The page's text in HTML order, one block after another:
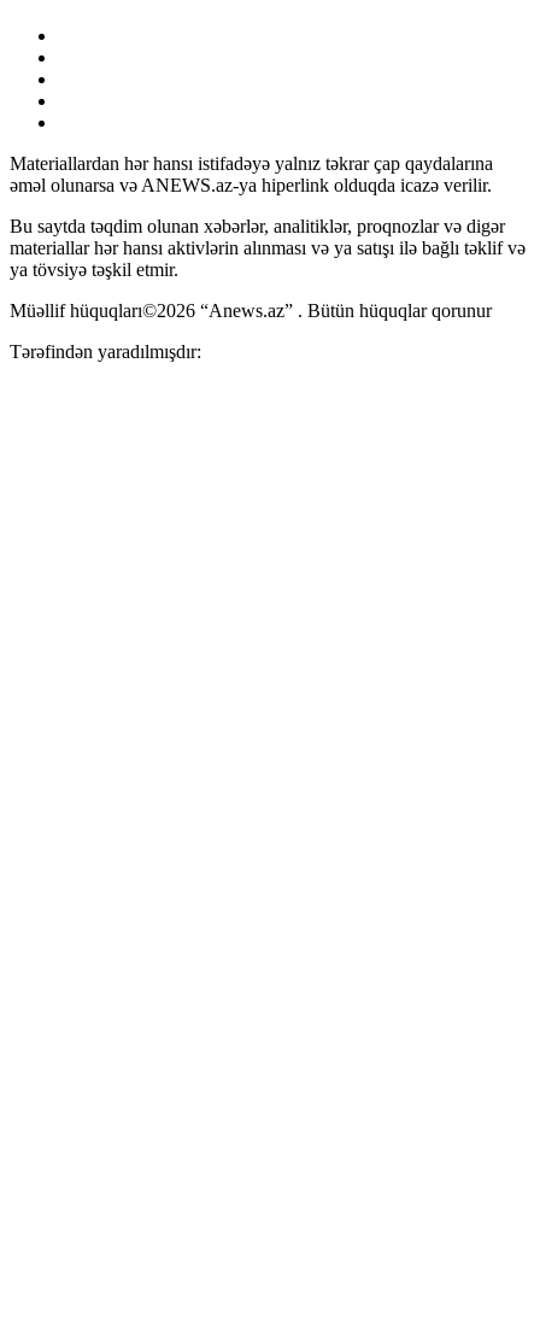
Materiallardan hər hansı istifadəyə yalnız təkrar çap qaydalarına
əməl olunarsa və ANEWS.az-ya hiperlink olduqda icazə verilir.
Bu saytda təqdim olunan xəbərlər, analitiklər, proqnozlar və digər
materiallar hər hansı aktivlərin alınması və ya satışı ilə bağlı təklif və
ya tövsiyə təşkil etmir.
Müəllif hüquqları©2026 “Anews.az” . Bütün hüquqlar qorunur
Tərəfindən yaradılmışdır: